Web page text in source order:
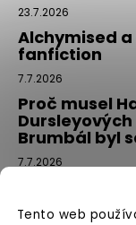
Tento web
23.7.2026
Alchymised
fanfiction
7.7.2026
Proč musel
Brumbál byl
7.7.2026
Tajemný
které si